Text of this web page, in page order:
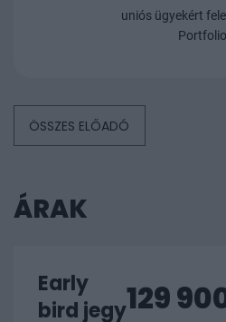
Portfolio
bird jegy